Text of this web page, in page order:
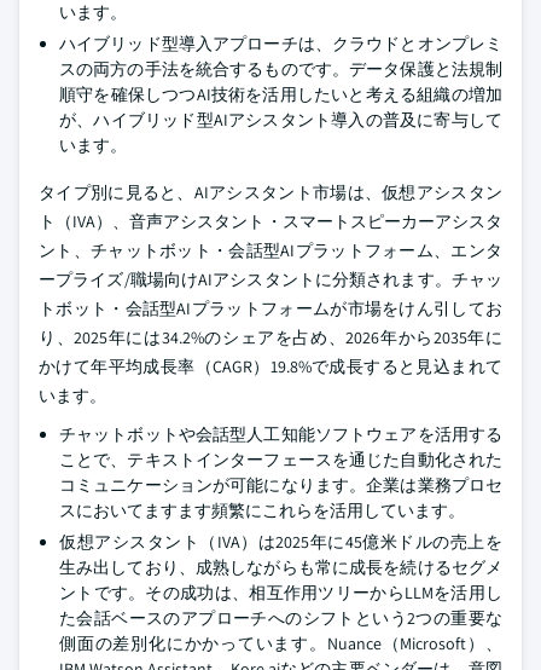
います。
ハイブリッド型導入アプローチは、クラウドとオンプレミ
スの両方の手法を統合するものです。データ保護と法規制
順守を確保しつつAI技術を活用したいと考える組織の増加
が、ハイブリッド型AIアシスタント導入の普及に寄与して
います。
タイプ別に見ると、AIアシスタント市場は、仮想アシスタン
ト（IVA）、音声アシスタント・スマートスピーカーアシスタ
ント、チャットボット・会話型AIプラットフォーム、エンタ
ープライズ/職場向けAIアシスタントに分類されます。チャッ
トボット・会話型AIプラットフォームが市場をけん引してお
り、2025年には34.2%のシェアを占め、2026年から2035年に
かけて年平均成長率（CAGR）19.8%で成長すると見込まれて
います。
チャットボットや会話型人工知能ソフトウェアを活用する
ことで、テキストインターフェースを通じた自動化された
コミュニケーションが可能になります。企業は業務プロセ
スにおいてますます頻繁にこれらを活用しています。
仮想アシスタント（IVA）は2025年に45億米ドルの売上を
生み出しており、成熟しながらも常に成長を続けるセグメ
ントです。その成功は、相互作用ツリーからLLMを活用し
た会話ベースのアプローチへのシフトという2つの重要な
側面の差別化にかかっています。Nuance（Microsoft）、